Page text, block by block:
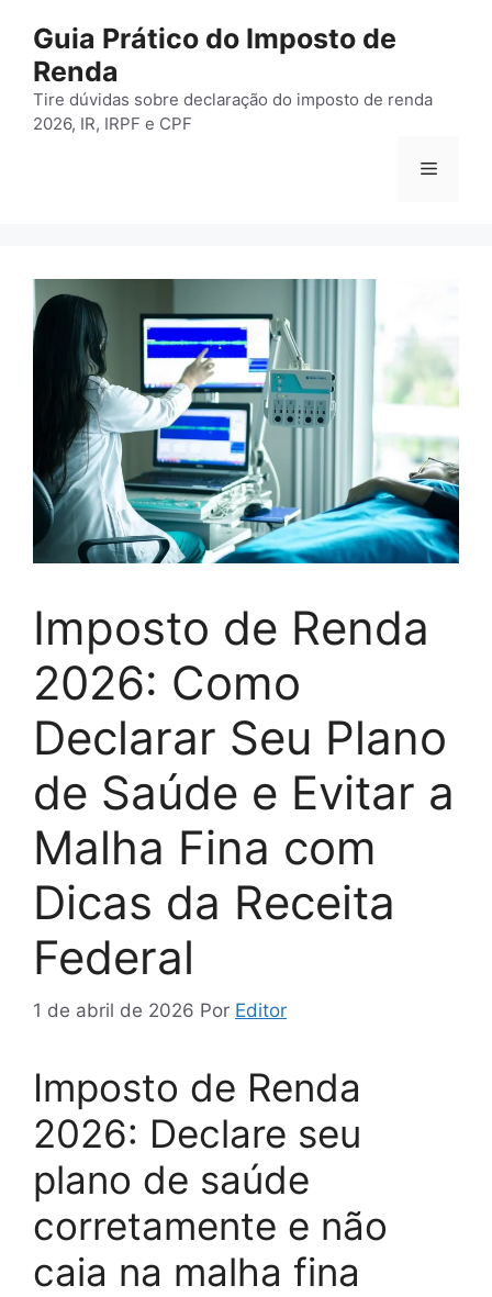
para
conteúdo
Guia Prático do Imposto de
Renda
Tire dúvidas sobre declaração do imposto de renda
2026, IR, IRPF e CPF
Menu
Imposto de Renda
2026: Como
Declarar Seu Plano
de Saúde e Evitar a
Malha Fina com
Dicas da Receita
Federal
1 de abril de 2026 Por Editor
Imposto de Renda
2026: Declare seu
plano de saúde
corretamente e não
caia na malha fina